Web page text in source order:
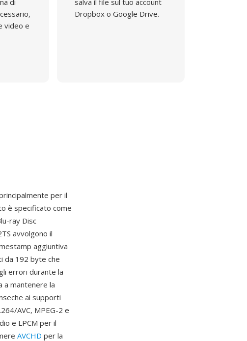
di
video e
salva il file sul tuo account
Dropbox o Google Drive.
per il
è specificato come
ray Disc
avvolgono il
aggiuntiva
da 192 byte che
errori durante la
a mantenere la
ai supporti
AVC, MPEG-2 e
e LPCM per il
AVCHD per la